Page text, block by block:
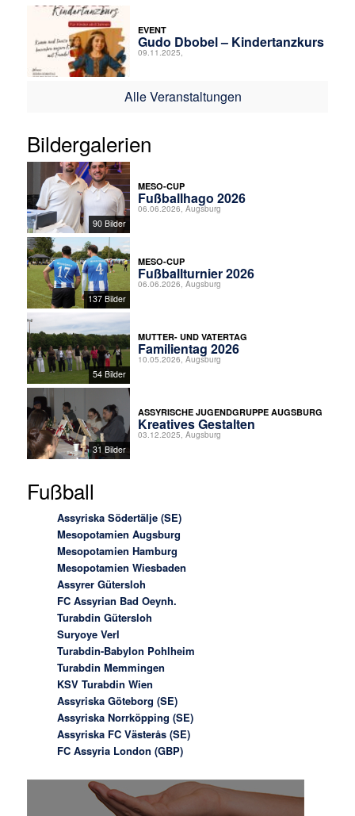
EVENT
Gudo Dbobel – Kindertanzkurs
09.11.2025,
Alle Veranstaltungen
Bildergalerien
90 Bilder
MESO-CUP
Fußballhago 2026
06.06.2026, Augsburg
137 Bilder
MESO-CUP
Fußballturnier 2026
06.06.2026, Augsburg
54 Bilder
MUTTER- UND VATERTAG
Familientag 2026
10.05.2026, Augsburg
31 Bilder
ASSYRISCHE JUGENDGRUPPE AUGSBURG
Kreatives Gestalten
03.12.2025, Augsburg
Fußball
Assyriska Södertälje (SE)
Mesopotamien Augsburg
Mesopotamien Hamburg
Mesopotamien Wiesbaden
Assyrer Gütersloh
FC Assyrian Bad Oeynh.
Turabdin Gütersloh
Suryoye Verl
Turabdin-Babylon Pohlheim
Turabdin Memmingen
KSV Turabdin Wien
Assyriska Göteborg (SE)
Assyriska Norrköpping (SE)
Assyriska FC Västerås (SE)
FC Assyria London (GBP)